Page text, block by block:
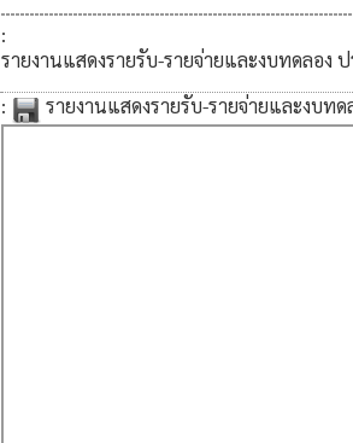
:
รายงานแสดงรายรับ-รายจ่ายและงบทดลอ
: รายงานแสดงรายรับ-รายจ่ายและงบ